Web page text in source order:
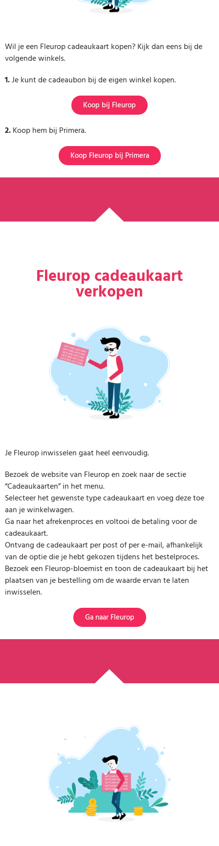
Wil je een Fleurop cadeaukaart kopen? Kijk dan eens bij de
volgende winkels.
1.Je kunt de cadeaubon bij de eigen winkel kopen.
Koop bij Fleurop
2.Koop hem bij Primera.
Koop Fleurop bij Primera
Fleurop cadeaukaart
verkopen
Je Fleurop inwisselen gaat heel eenvoudig.
Bezoek de website van Fleurop en zoek naar de sectie
“Cadeaukaarten” in het menu.
Selecteer het gewenste type cadeaukaart en voeg deze toe
aan je winkelwagen.
Ga naar het afrekenproces en voltooi de betaling voor de
cadeaukaart.
Ontvang de cadeaukaart per post of per e-mail, afhankelijk
van de optie die je hebt gekozen tijdens het bestelproces.
Bezoek een Fleurop-bloemist en toon de cadeaukaart bij het
plaatsen van je bestelling om de waarde ervan te laten
inwisselen.
Ga naar Fleurop